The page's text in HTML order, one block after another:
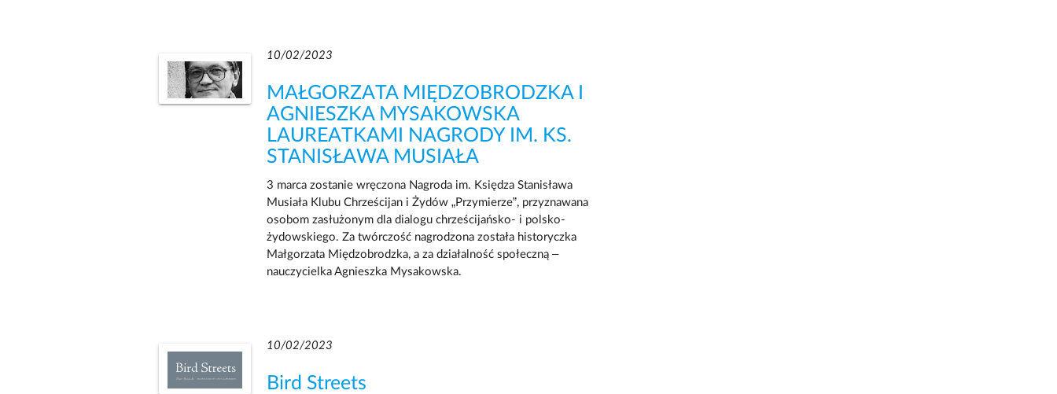
10/02/2023
MAŁGORZATA MIĘDZOBRODZKA I
AGNIESZKA MYSAKOWSKA
LAUREATKAMI NAGRODY IM. KS.
STANISŁAWA MUSIAŁA
3 marca zostanie wręczona Nagroda im. Księdza Stanisława
Musiała Klubu Chrześcijan i Żydów „Przymierze”, przyznawana
osobom zasłużonym dla dialogu chrześcijańsko- i polsko-
żydowskiego. Za twórczość nagrodzona została historyczka
Małgorzata Międzobrodzka, a za działalność społeczną –
nauczycielka Agnieszka Mysakowska.
10/02/2023
Bird Streets